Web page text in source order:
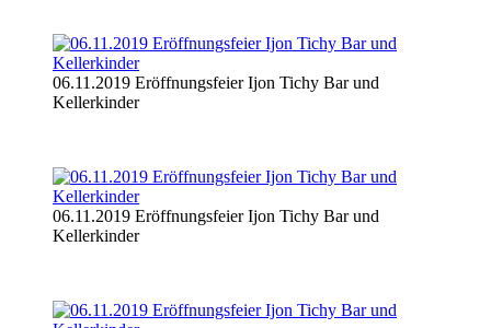
06.11.2019 Eröffnungsfeier Ijon Tichy Bar und
Kellerkinder
06.11.2019 Eröffnungsfeier Ijon Tichy Bar und
Kellerkinder